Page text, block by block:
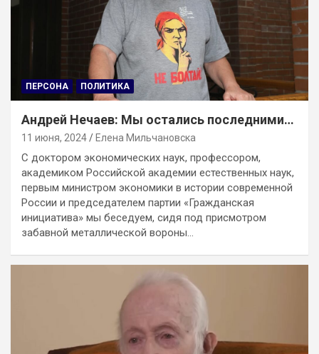
ПЕРСОНА ПОЛИТИКА
Андрей Нечаев: Мы остались последними…
11 июня, 2024 Елена Мильчановска
С доктором экономических наук, профессором,
академиком Российской академии естественных наук,
первым министром экономики в истории современной
России и председателем партии «Гражданская
инициатива» мы беседуем, сидя под присмотром
забавной металлической вороны…